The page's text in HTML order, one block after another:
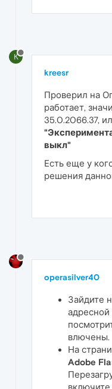
K
kreesr
Проверил на
работает,
35.0.2066.37,
выкл"
Есть еще у
решения
operasilver40
Зайдите
адресной
влючены.
На
Adobe
включите